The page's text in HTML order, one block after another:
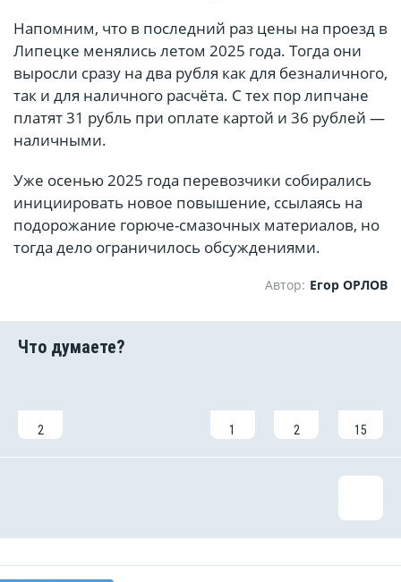
Напомним, что в последний раз цены на проезд в
Липецке менялись летом 2025 года. Тогда они
выросли сразу на два рубля как для безналичного,
так и для наличного расчёта. С тех пор липчане
платят 31 рубль при оплате картой и 36 рублей —
наличными.
Уже осенью 2025 года перевозчики собирались
инициировать новое повышение, ссылаясь на
подорожание горюче-смазочных материалов, но
тогда дело ограничилось обсуждениями.
Автор: Егор ОРЛОВ
2 1 2 15